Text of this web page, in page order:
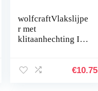
wolfcraftVlakslijpe
r met
klitaanhechting I
€10.75